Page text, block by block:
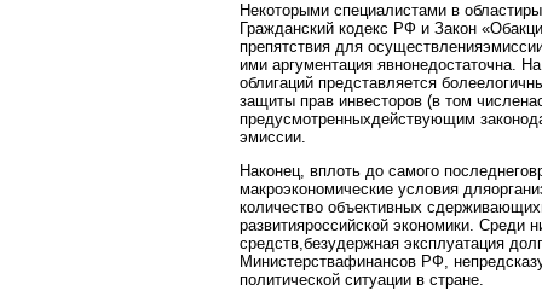
Некоторыми специалистами в
Гражданский кодекс РФ и Закон
препятствия для
ими аргументация явнонедостаточна.
облигаций представляется
защиты прав инвесторов (в том
предусмотренныхдействующим
эмиссии.
Наконец, вплоть до самого
макроэкономические условия
количество объективных
развитияроссийской экономики. Среди
средств,безудержная эксплуатация
Министерствафинансов РФ,
политической ситуации в стране.